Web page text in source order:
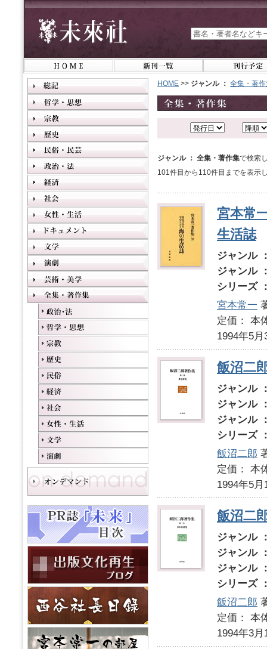
HOME >> ジャンル ： 全集・著
ジャンル ： 全集・著作集で検索
101件目から110件目までを表示
宮本常
生活誌
ジャンル
ジャンル
シリーズ
宮本常一
定価：
1994年5月
飯沼二
ジャンル
ジャンル
ジャンル
シリーズ
飯沼二郎
定価：
1994年5月
飯沼二
ジャンル
ジャンル
ジャンル
シリーズ
飯沼二郎
定価：
1994年3月